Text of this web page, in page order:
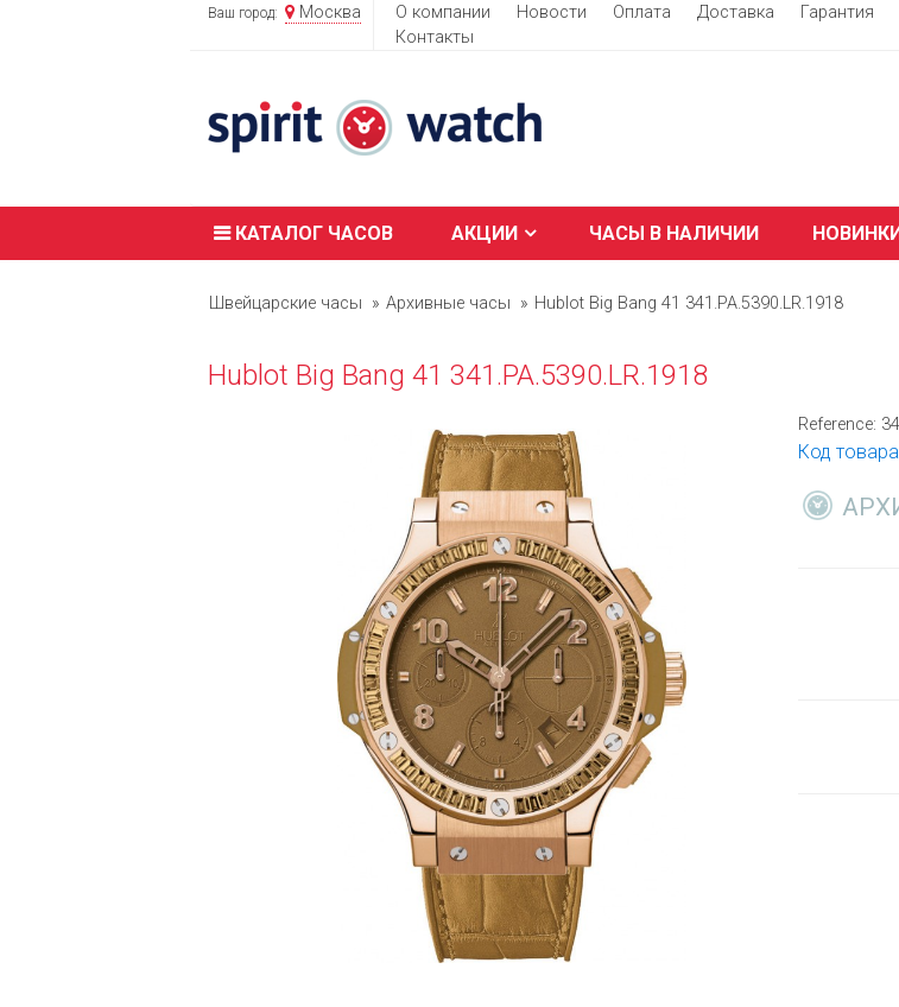
Ваш город: Москва О компании Новости Оплата Доставка Гарантия
Контакты
КАТАЛОГ ЧАСОВ АКЦИИ ЧАСЫ В НАЛИЧИИ
Швейцарские часы Архивные часы Hublot Big Bang 41 341.PA.5390.LR.1918
Hublot Big Bang 41 341.PA.5390.LR.1918
Reference:
Код